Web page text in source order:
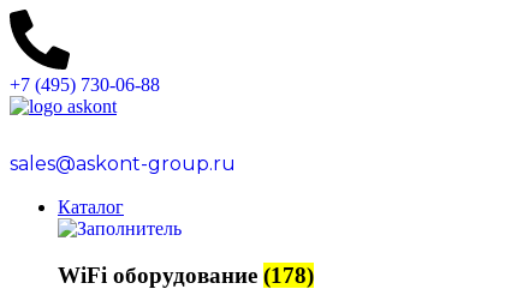
+7 (495) 730-06-88
sales@askont-group.ru
Каталог
WiFi оборудование (178)